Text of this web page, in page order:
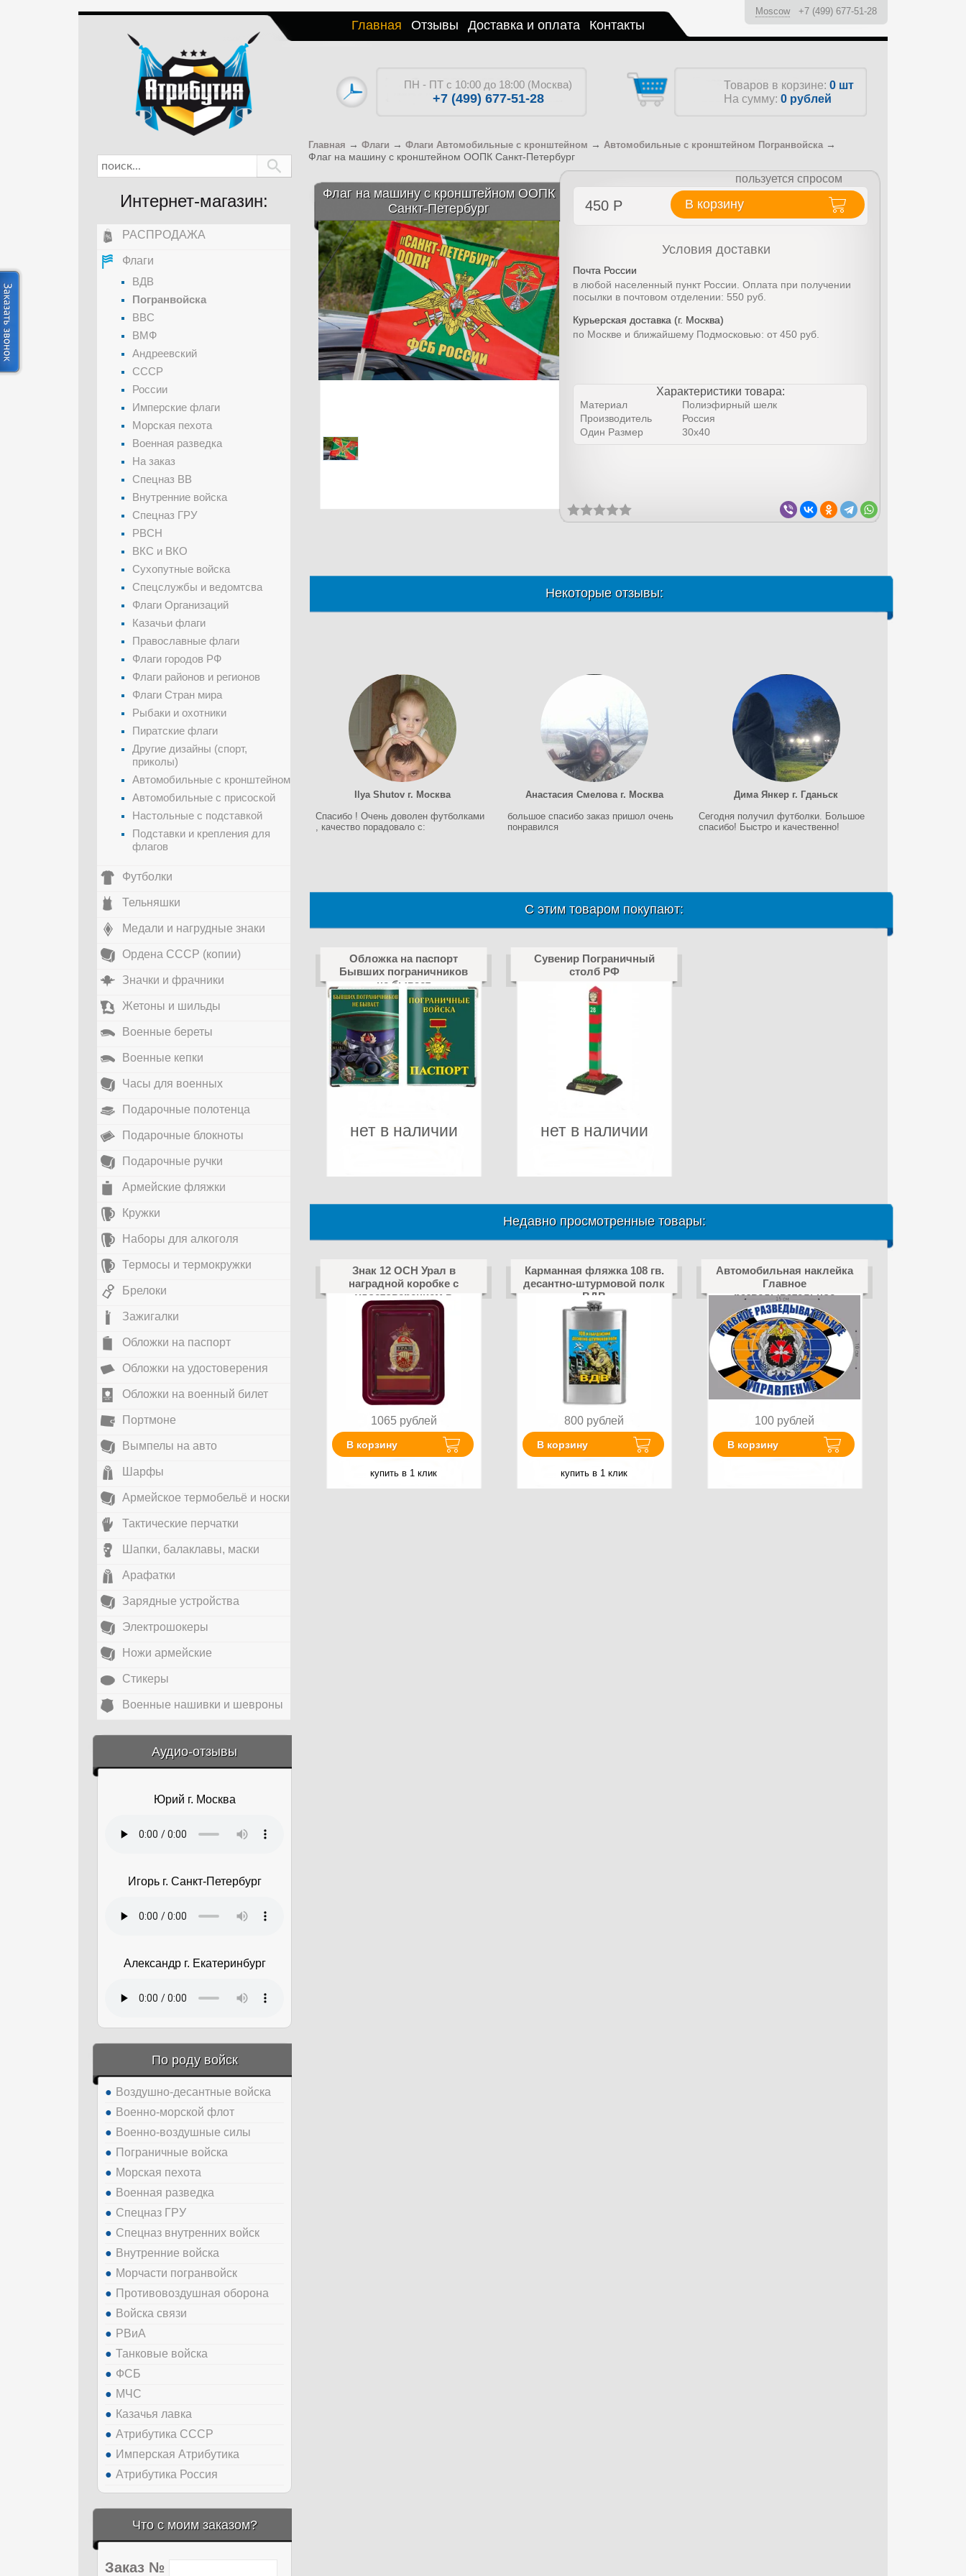
Главная Отзывы Доставка и оплата Контакты
Moscow +7 (499) 677-51-28
ПН - ПТ с 10:00 до 18:00 (Москва)
+7 (499) 677-51-28
Товаров в корзине: 0 шт
На сумму: 0 рублей
Главная → Флаги → Флаги Автомобильные с кронштейном → Автомобильные с кронштейном Погранвойска →
Флаг на машину с кронштейном ООПК Санкт-Петербург
Флаг на машину с кронштейном ООПК
Санкт-Петербург
пользуется спросом
450 Р В корзину
Условия доставки
Почта России
в любой населенный пункт России. Оплата при получении
посылки в почтовом отделении: 550 руб.
Курьерская доставка (г. Москва)
по Москве и ближайшему Подмосковью: от 450 руб.
Характеристики товара:
Материал
Полиэфирный шелк
Производитель
Россия
Один Размер
30х40
Некоторые отзывы:
Ilya Shutov г. Москва
Спасибо ! Очень доволен футболками
, качество порадовало c:
Анастасия Смелова г. Москва
большое спасибо заказ пришол очень
понравился
Дима Янкер г. Гданьск
Сегодня получил футболки. Большое
спасибо! Быстро и качественно!
С этим товаром покупают:
Обложка на паспорт
Бывших пограничников
не бывает
нет в наличии
Сувенир Пограничный
столб РФ
нет в наличии
Недавно просмотренные товары:
Знак 12 ОСН Урал в
наградной коробке с
удостоверением в
комплекте
1065 рублей
В корзину
купить в 1 клик
Карманная фляжка 108 гв.
десантно-штурмовой полк
ВДВ
800 рублей
В корзину
купить в 1 клик
Автомобильная наклейка
Главное
разведывательное
управление
100 рублей
В корзину
Интернет-магазин:
РАСПРОДАЖА
Флаги
ВДВ
Погранвойска
ВВС
ВМФ
Андреевский
СССР
России
Имперские флаги
Морская пехота
Военная разведка
На заказ
Спецназ ВВ
Внутренние войска
Спецназ ГРУ
РВСН
ВКС и ВКО
Сухопутные войска
Спецслужбы и ведомтсва
Флаги Организаций
Казачьи флаги
Православные флаги
Флаги городов РФ
Флаги районов и регионов
Флаги Стран мира
Рыбаки и охотники
Пиратские флаги
Другие дизайны (спорт,
приколы)
Автомобильные с кронштейном
Автомобильные с присоской
Настольные с подставкой
Подставки и крепления для
флагов
Футболки
Тельняшки
Медали и нагрудные знаки
Ордена СССР (копии)
Значки и фрачники
Жетоны и шильды
Военные береты
Военные кепки
Часы для военных
Подарочные полотенца
Подарочные блокноты
Подарочные ручки
Армейские фляжки
Кружки
Наборы для алкоголя
Термосы и термокружки
Брелоки
Зажигалки
Обложки на паспорт
Обложки на удостоверения
Обложки на военный билет
Портмоне
Вымпелы на авто
Шарфы
Армейское термобельё и носки
Тактические перчатки
Шапки, балаклавы, маски
Арафатки
Зарядные устройства
Электрошокеры
Ножи армейские
Стикеры
Военные нашивки и шевроны
Аудио-отзывы
&amp;nbsp;
Юрий г. Москва
Игорь г. Санкт-Петербург
Александр г. Екатеринбург
По роду войск
Воздушно-десантные войска
Военно-морской флот
Военно-воздушные силы
Пограничные войска
Морская пехота
Военная разведка
Спецназ ГРУ
Спецназ внутренних войск
Внутренние войска
Морчасти погранвойск
Противовоздушная оборона
Войска связи
РВиА
Танковые войска
ФСБ
МЧС
Казачья лавка
Атрибутика СССР
Имперская Атрибутика
Атрибутика Россия
Что с моим заказом?
Заказ №